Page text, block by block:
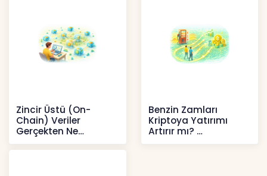
Zincir Üstü (On-
Chain) Veriler
Gerçekten Ne
Anlatır?
Kripto
Benzin Zamları
Kriptoya Yatırımı
Artırır mı?
Kripto